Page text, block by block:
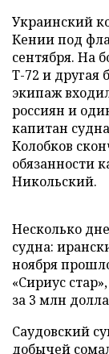
Украинский
Кении под
сентября. На
Т-72 и другая
экипаж
россиян и
капитан
Колобков
обязанности
Никольский.
Несколько
судна:
ноября
«Сириус
за 3 млн
Саудовский
добычей